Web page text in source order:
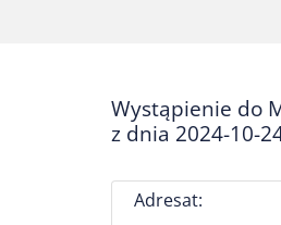
Wystąpienie do
z dnia 2024-10-
Adresat: